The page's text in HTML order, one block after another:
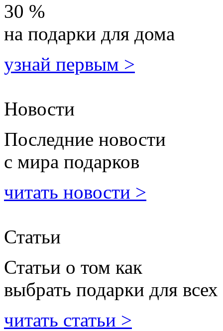
30 %
на подарки для дома
узнай первым >
Новости
Последние новости
с мира подарков
читать новости >
Статьи
Статьи о том как
выбрать подарки для всех
читать статьи >